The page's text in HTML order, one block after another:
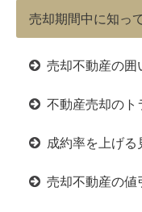
売却期間中に知っ
売却不動産の囲
不動産売却のト
成約率を上げる
売却不動産の値